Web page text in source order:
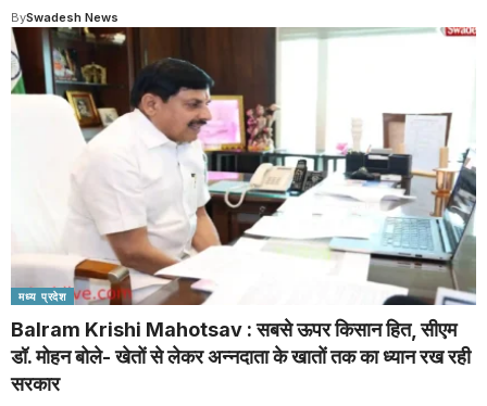
BySwadesh News
मध्य प्रदेश
Balram Krishi Mahotsav : सबसे ऊपर किसान हित, सीएम
डॉ. मोहन बोले- खेतों से लेकर अन्नदाता के खातों तक का ध्यान रख रही
सरकार